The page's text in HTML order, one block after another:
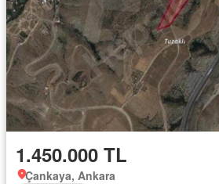
1.450.000 TL
Çankaya, Ankara